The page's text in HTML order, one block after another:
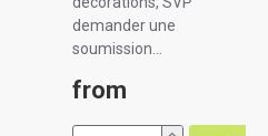
demander une
soumission...
from